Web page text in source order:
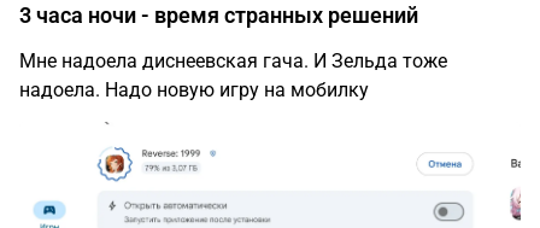
3 часа ночи - время странных решений
Мне надоела диснеевская гача. И Зельда тоже
надоела. Надо новую игру на мобилку